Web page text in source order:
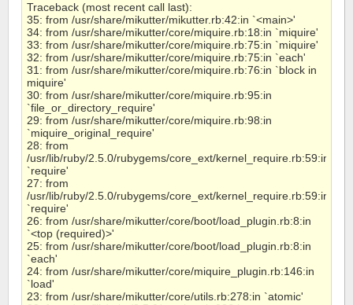
Traceback (most recent call last):
35: from /usr/share/mikutter/mikutter.rb:42:in `<main>'
34: from /usr/share/mikutter/core/miquire.rb:18:in `miquire'
33: from /usr/share/mikutter/core/miquire.rb:75:in `miquire'
32: from /usr/share/mikutter/core/miquire.rb:75:in `each'
31: from /usr/share/mikutter/core/miquire.rb:76:in `block in
miquire'
30: from /usr/share/mikutter/core/miquire.rb:95:in
`file_or_directory_require'
29: from /usr/share/mikutter/core/miquire.rb:98:in
`miquire_original_require'
28: from
/usr/lib/ruby/2.5.0/rubygems/core_ext/kernel_require.rb:59:in
`require'
27: from
/usr/lib/ruby/2.5.0/rubygems/core_ext/kernel_require.rb:59:in
`require'
26: from /usr/share/mikutter/core/boot/load_plugin.rb:8:in
`<top (required)>'
25: from /usr/share/mikutter/core/boot/load_plugin.rb:8:in
`each'
24: from /usr/share/mikutter/core/miquire_plugin.rb:146:in
`load'
23: from /usr/share/mikutter/core/utils.rb:278:in `atomic'